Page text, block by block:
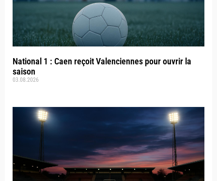
National 1 : Caen reçoit Valenciennes pour ouvrir la
saison
03.08.2026